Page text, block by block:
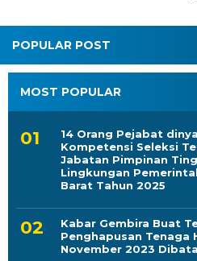
14 Orang Pejabat
Kompetensi Seleksi
Lingkungan
Barat Tahun 2025
Kabar Gembira Buat
November 2023
76 Orang Pejabat